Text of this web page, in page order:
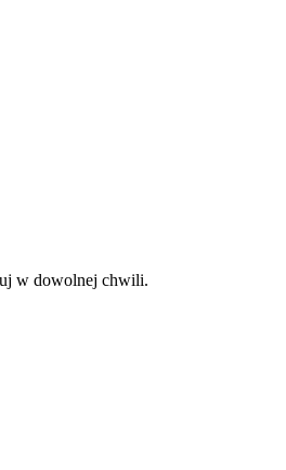
w dowolnej chwili.